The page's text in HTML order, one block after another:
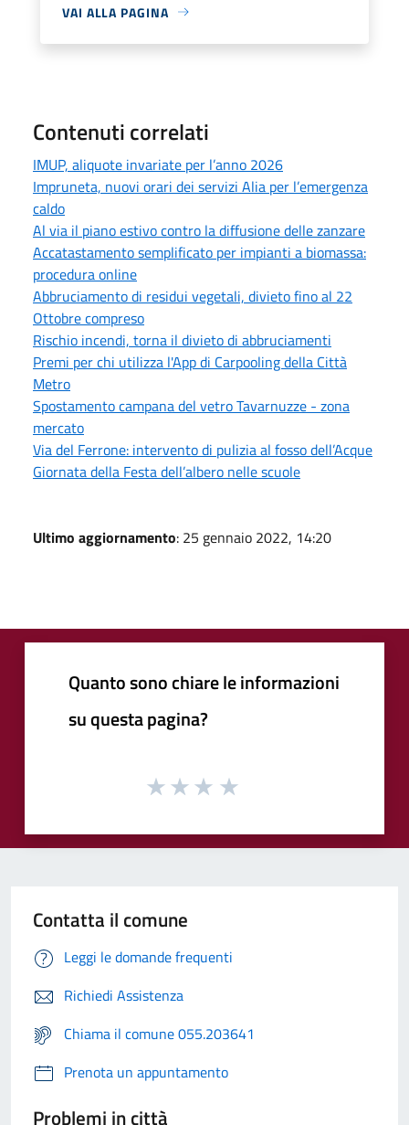
VAI ALLA PAGINA
Contenuti correlati
IMUP, aliquote invariate per l’anno 2026
Impruneta, nuovi orari dei servizi Alia per l’emergenza
caldo
Al via il piano estivo contro la diffusione delle zanzare
Accatastamento semplificato per impianti a biomassa:
procedura online
Abbruciamento di residui vegetali, divieto fino al 22
Ottobre compreso
Rischio incendi, torna il divieto di abbruciamenti
Premi per chi utilizza l'App di Carpooling della Città
Metro
Spostamento campana del vetro Tavarnuzze - zona
mercato
Via del Ferrone: intervento di pulizia al fosso dell’Acque
Giornata della Festa dell’albero nelle scuole
Ultimo aggiornamento: 25 gennaio 2022, 14:20
Quanto sono chiare le informazioni
su questa pagina?
Contatta il comune
Leggi le domande frequenti
Richiedi Assistenza
Chiama il comune 055.203641
Prenota un appuntamento
Problemi in città